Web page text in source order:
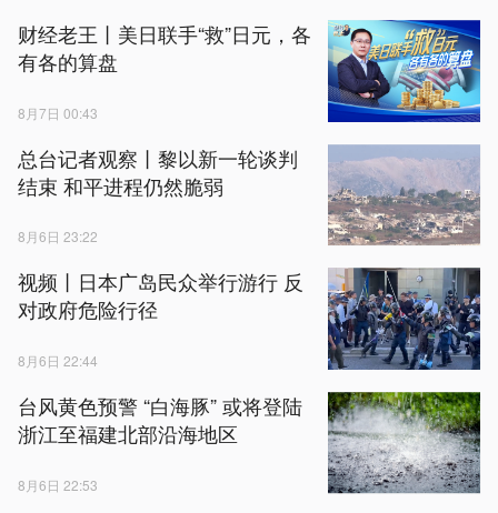
财经老王丨美日联手“救”日元，各
有各的算盘
8月7日 00:43
总台记者观察丨黎以新一轮谈判
结束 和平进程仍然脆弱
8月6日 23:22
视频丨日本广岛民众举行游行 反
对政府危险行径
8月6日 22:44
台风黄色预警 “白海豚” 或将登陆
浙江至福建北部沿海地区
8月6日 22:53